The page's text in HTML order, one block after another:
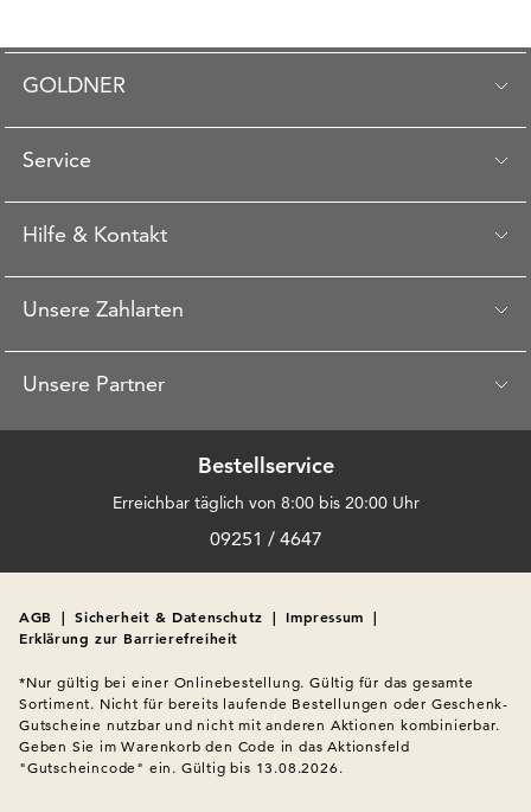
GOLDNER
Service
Hilfe & Kontakt
Unsere Zahlarten
Unsere Partner
Bestellservice
Erreichbar täglich von 8:00 bis 20:00 Uhr
09251 / 4647
AGB | Sicherheit & Datenschutz | Impressum |
Erklärung zur Barrierefreiheit
*Nur gültig bei einer Onlinebestellung. Gültig für das gesamte
Sortiment. Nicht für bereits laufende Bestellungen oder Geschenk-
Gutscheine nutzbar und nicht mit anderen Aktionen kombinierbar.
Geben Sie im Warenkorb den Code in das Aktionsfeld
"Gutscheincode" ein. Gültig bis 13.08.2026.